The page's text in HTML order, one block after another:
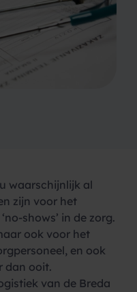
waarschijnlijk al
zijn voor het
shows’ in de zorg.
ook voor het
en ook
dan ooit.
van de Breda